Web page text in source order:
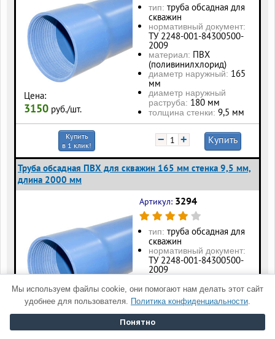
Цена:
3150 руб./шт.
тип: труба обсадная для
скважин
нормативный документ:
ТУ 2248-001-84300500-
2009
материал: ПВХ
(поливинилхлорид)
диаметр наружный: 165
мм
диаметр наружный
раструба: 180 мм
толщина стенки: 9,5 мм
Купить
в 1 клик!
− + Купить
Труба обсадная ПВХ для скважин 165 мм стенка 9,5 мм,
длина 2000 мм
6290руб./шт.
Артикул: 3294
тип: труба обсадная для
скважин
нормативный документ:
ТУ 2248-001-84300500-
2009
ПВХ
(поливинилхлорид)
диаметр наружный:165
мм
диаметр наружный
раструба:
Мы используем файлы cookie, они помогают нам делать этот сайт
удобнее для пользователя. Политика конфиденциальности.
Понятно